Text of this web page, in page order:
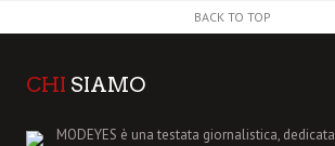
BACK TO TOP
CHI SIAMO
MODEYES è una testata giornalistica,